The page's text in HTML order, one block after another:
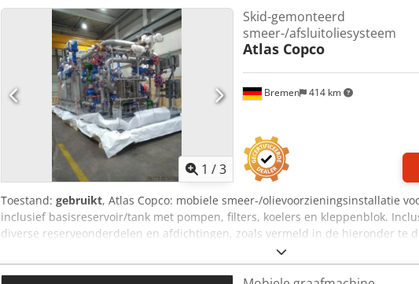
1 /3
Bremen 414 km
Skid-gemonteerd
smeer-/afsluitoliesysteem
Atlas Copco
Toestand: gebruikt, Atlas Copco: mobiele smeer-/olievoorzieningsinstallatie
inclusief basisreservoir/tank met pompen, filters, koelers en kleppenblok.
diverse reserveonderdelen en afdichtingen, zoals vermeld in de hieronder te
Csdjzmadmepfx Acaeha Let op: de verkoop is afhankelijk van de succesvolle
een due diligence-onderzoek (BPDDC) en het invullen van een verklaring van